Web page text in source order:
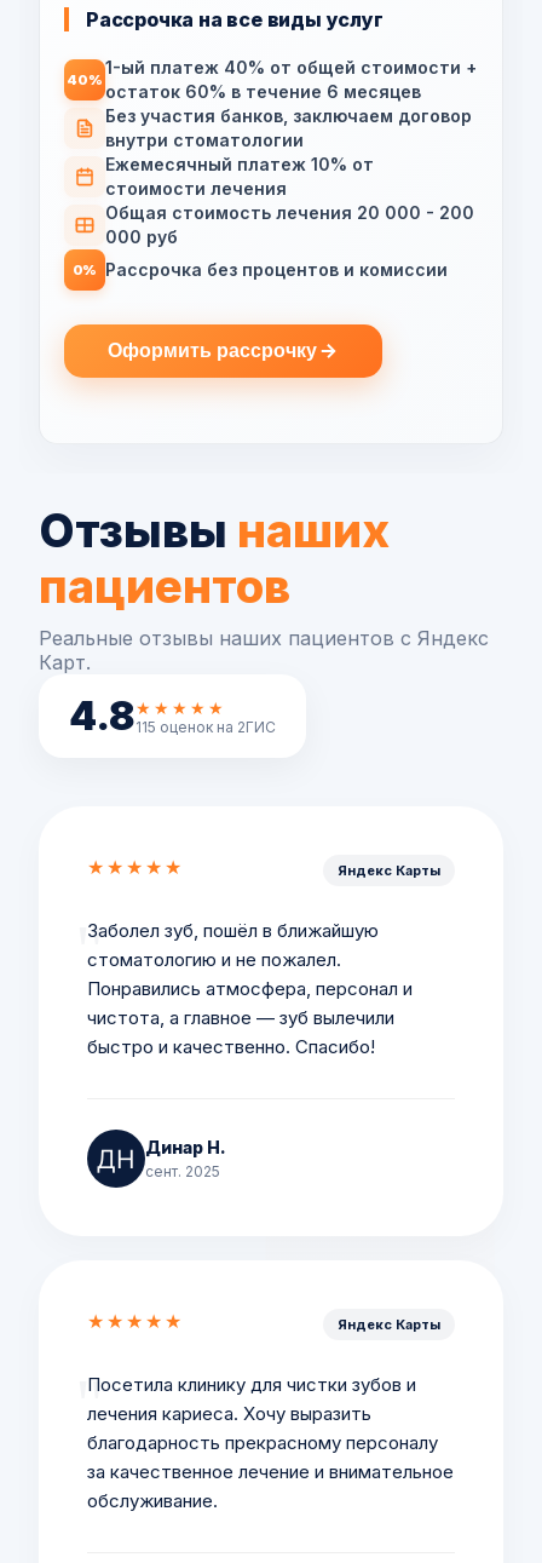
Рассрочка на все виды услуг
40%
1-ый платеж 40% от общей стоимости +
остаток 60% в течение 6 месяцев
Без участия банков, заключаем договор
внутри стоматологии
Ежемесячный платеж 10% от
стоимости лечения
Общая стоимость лечения 20 000 - 200
000 руб
0% Рассрочка без процентов и комиссии
Оформить рассрочку
Отзывы наших
пациентов
Реальные отзывы наших пациентов с Яндекс
Карт.
4.8★★★★★
115 оценок на 2ГИС
★★★★★ Яндекс Карты
Заболел зуб, пошёл в ближайшую
стоматологию и не пожалел.
Понравились атмосфера, персонал и
чистота, а главное — зуб вылечили
быстро и качественно. Спасибо!
Динар Н.
сент. 2025
★★★★★ Яндекс Карты
Посетила клинику для чистки зубов и
лечения кариеса. Хочу выразить
благодарность прекрасному персоналу
за качественное лечение и внимательное
обслуживание.